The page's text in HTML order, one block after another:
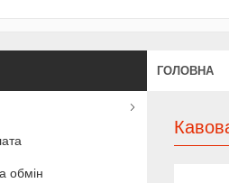
ГОЛОВНА
обмін